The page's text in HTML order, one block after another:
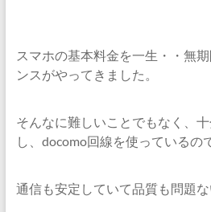
スマホの基本料金を一生・・無
ンスがやってきました。
そんなに難しいことでもなく、
し、docomo回線を使っているの
通信も安定していて品質も問題な